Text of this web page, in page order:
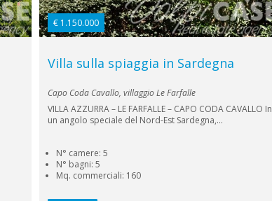
€ 1.150.000
Villa sulla spiaggia in Sardegna
Capo Coda Cavallo, villaggio Le Farfalle
VILLA AZZURRA – LE FARFALLE – CAPO CODA CAVALLO In
un angolo speciale del Nord-Est Sardegna,...
N° camere: 5
N° bagni: 5
Mq. commerciali: 160